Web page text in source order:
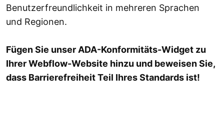
Benutzerfreundlichkeit in mehreren Sprachen
und Regionen.
Fügen Sie unser ADA-Konformitäts-Widget zu
Ihrer Webflow-Website hinzu und beweisen Sie,
dass Barrierefreiheit Teil Ihres Standards ist!